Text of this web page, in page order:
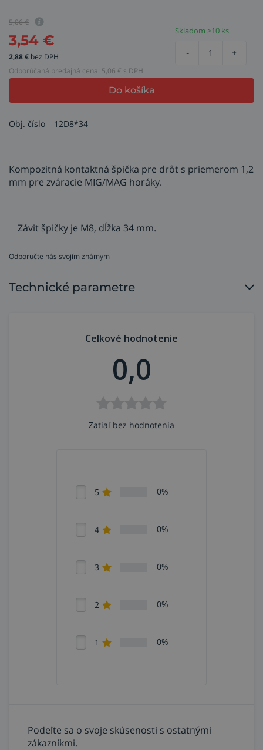
5,06€
3,54 €
2,88€ bez DPH
Odporúčaná predajná cena: 5,06 € s DPH
Skladom >10 ks
- +
Do košíka
Obj. číslo 12D8*34
Kompozitná kontaktná špička pre drôt s priemerom 1,2
mm pre zváracie MIG/MAG horáky.
Závit špičky je M8, dĺžka 34 mm.
Odporučte nás svojím známym
Technické parametre
Celkové hodnotenie
0,0
Zatiaľ bez hodnotenia
5 0%
4 0%
3 0%
2 0%
1 0%
Podeľte sa o svoje skúsenosti s ostatnými
zákazníkmi.